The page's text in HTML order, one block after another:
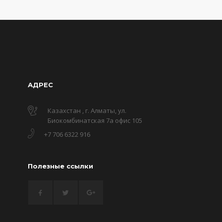
АДРЕС
Казахстан , г. Алматы, ул.
Биокомбинатская 7а офис 105
+7 706 6322 916
Полезные ссылки